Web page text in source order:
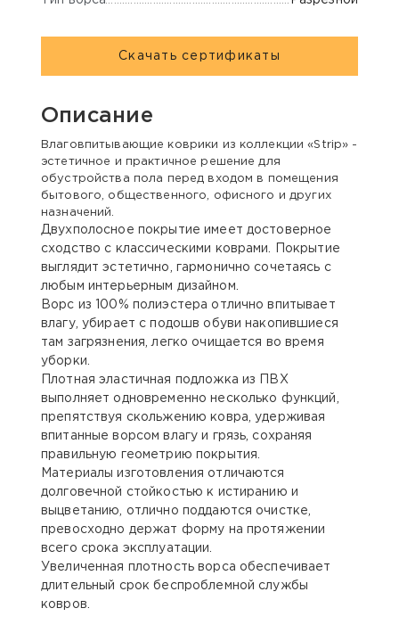
Скачать сертификаты
Описание
Влаговпитывающие коврики из коллекции «Strip» -
эстетичное и практичное решение для
обустройства пола перед входом в помещения
бытового, общественного, офисного и других
назначений.
Двухполосное покрытие имеет достоверное
сходство с классическими коврами. Покрытие
выглядит эстетично, гармонично сочетаясь с
любым интерьерным дизайном.
Ворс из 100% полиэстера отлично впитывает
влагу, убирает с подошв обуви накопившиеся
там загрязнения, легко очищается во время
уборки.
Плотная эластичная подложка из ПВХ
выполняет одновременно несколько функций,
препятствуя скольжению ковра, удерживая
впитанные ворсом влагу и грязь, сохраняя
правильную геометрию покрытия.
Материалы изготовления отличаются
долговечной стойкостью к истиранию и
выцветанию, отлично поддаются очистке,
превосходно держат форму на протяжении
всего срока эксплуатации.
Увеличенная плотность ворса обеспечивает
длительный срок беспроблемной службы
ковров.